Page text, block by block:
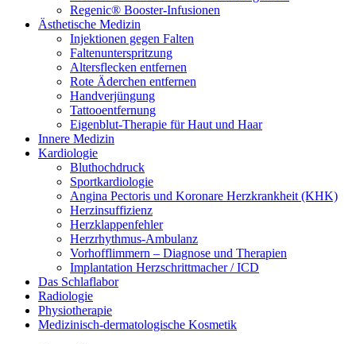
Regenic® Booster-Infusionen
Ästhetische Medizin
Injektionen gegen Falten
Faltenunterspritzung
Altersflecken entfernen
Rote Äderchen entfernen
Handverjüngung
Tattooentfernung
Eigenblut-Therapie für Haut und Haar
Innere Medizin
Kardiologie
Bluthochdruck
Sportkardiologie
Angina Pectoris und Koronare Herzkrankheit (KHK)
Herzinsuffizienz
Herzklappenfehler
Herzrhythmus-Ambulanz
Vorhofflimmern – Diagnose und Therapien
Implantation Herzschrittmacher / ICD
Das Schlaflabor
Radiologie
Physiotherapie
Medizinisch-dermatologische Kosmetik